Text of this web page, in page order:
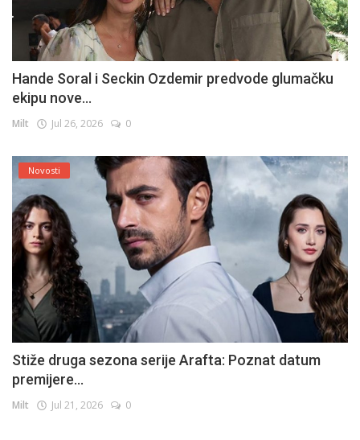
Hande Soral i Seckin Ozdemir predvode glumačku
ekipu nove...
Milt Jul 26, 2026 0
Novosti
Stiže druga sezona serije Arafta: Poznat datum
premijere...
Milt Jul 21, 2026 0